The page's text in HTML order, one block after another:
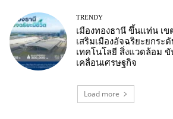
TRENDY
เมืองทองธานี ขึ้นแท่น เข
เสริมเมืองอัจฉริยะยกระ
เทคโนโลยี สิ่งแวดล้อม ขั
เคลื่อนเศรษฐกิจ
Load more